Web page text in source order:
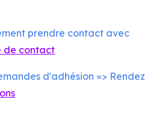
prendre contact avec
de contact
d'adhésion => Rendez